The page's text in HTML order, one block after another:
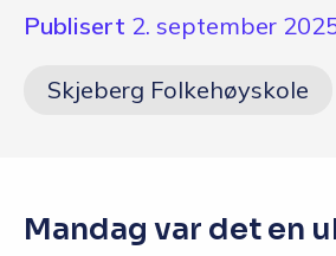
Publisert 2. september
Skjeberg Folkehøyskole
Mandag var det en